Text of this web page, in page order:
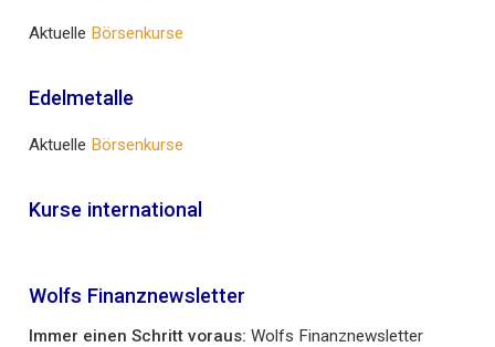
Aktuelle Börsenkurse
Edelmetalle
Aktuelle Börsenkurse
Kurse international
Wolfs Finanznewsletter
Immer einen Schritt voraus: Wolfs Finanznewsletter